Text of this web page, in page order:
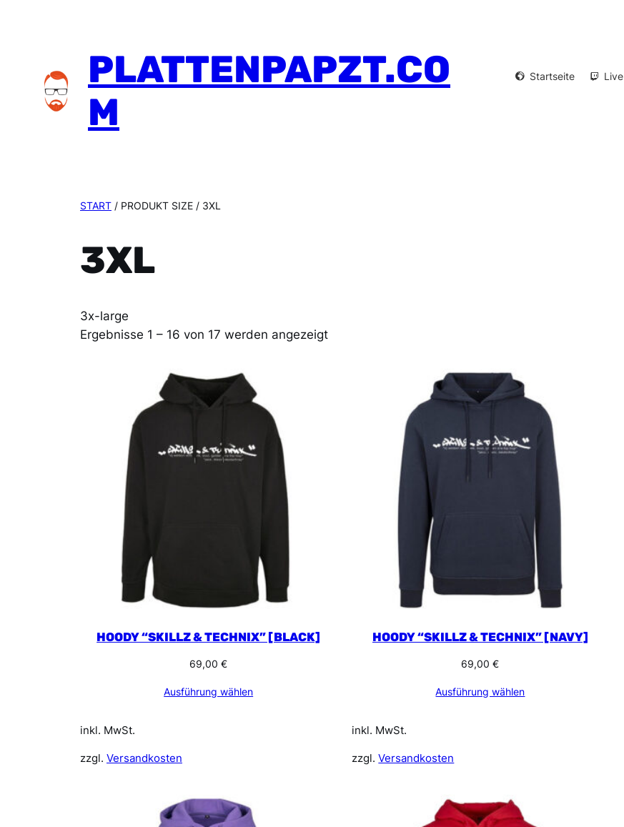
PLATTENPAPZT.CO
M
Startseite Live
START / PRODUKT SIZE / 3XL
3XL
3x-large
Ergebnisse 1 – 16 von 17 werden angezeigt
HOODY “SKILLZ & TECHNIX” [BLACK]
69,00€
Ausführung wählen
inkl. MwSt.
zzgl. Versandkosten
HOODY “SKILLZ & TECHNIX” [NAVY]
69,00€
Ausführung wählen
inkl. MwSt.
zzgl.Versandkosten